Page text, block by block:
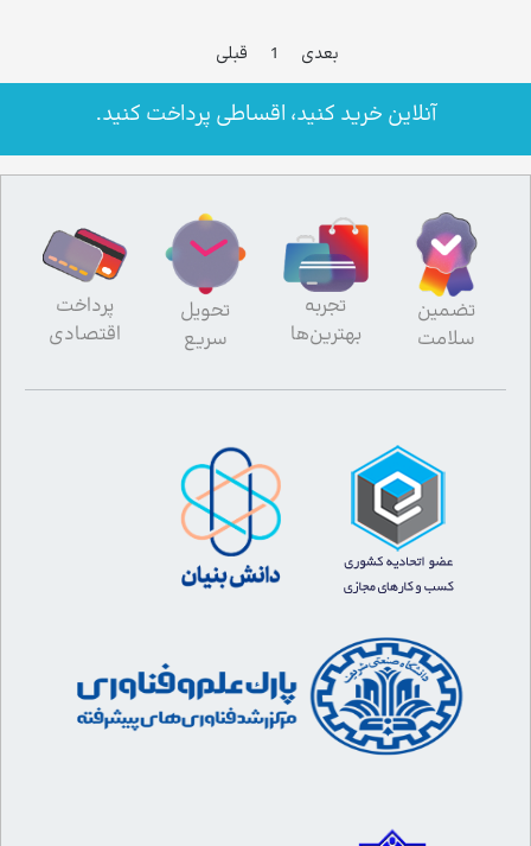
قبلی 1 بعدی
آنلاین خرید کنید، اقساطی پرداخت کنید.
تضمین
سلامت
تجربه
بهترین‌ها
تحویل
سریع
پرداخت
اقتصادی